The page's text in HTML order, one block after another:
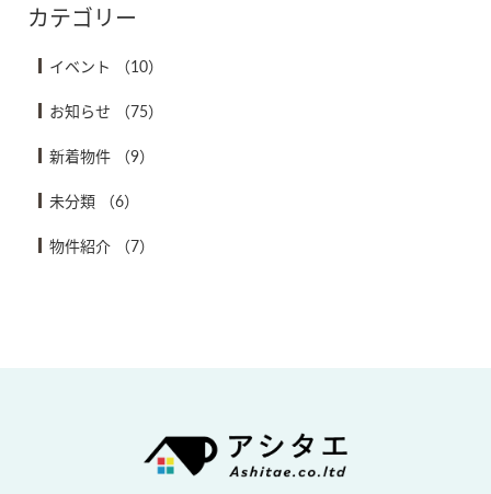
カテゴリー
イベント （10）
お知らせ （75）
新着物件 （9）
未分類 （6）
物件紹介 （7）